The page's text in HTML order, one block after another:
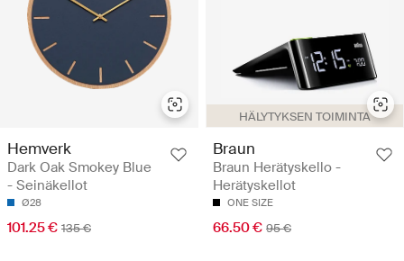
Hemverk
Dark Oak Smokey Blue
- Seinäkellot
Ø28
101.25 € 135 €
HÄLYTYKSEN TOIMINTA
Braun
Braun Herätyskello -
Herätyskellot
ONE SIZE
66.50 € 95 €